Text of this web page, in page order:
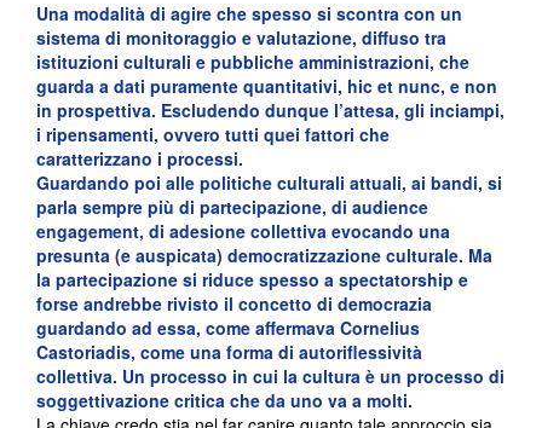
Una modalità di agire che spesso si scontra con un
sistema di monitoraggio e valutazione, diffuso tra
istituzioni culturali e pubbliche amministrazioni, che
guarda a dati puramente quantitativi, hic et nunc, e non
in prospettiva. Escludendo dunque l’attesa, gli inciampi,
i ripensamenti, ovvero tutti quei fattori che
caratterizzano i processi.
Guardando poi alle politiche culturali attuali, ai bandi, si
parla sempre più di partecipazione, di audience
engagement, di adesione collettiva evocando una
presunta (e auspicata) democratizzazione culturale. Ma
la partecipazione si riduce spesso a spectatorship e
forse andrebbe rivisto il concetto di democrazia
guardando ad essa, come affermava Cornelius
Castoriadis, come una forma di autoriflessività
collettiva. Un processo in cui la cultura è un processo di
soggettivazione critica che da uno va a molti.